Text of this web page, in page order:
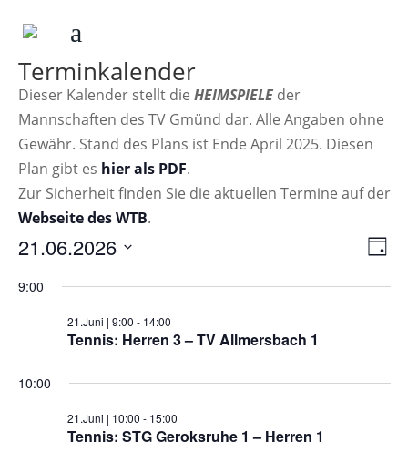
Terminkalender
Dieser Kalender stellt die HEIMSPIELEder
Mannschaften des TV Gmünd dar. Alle Angaben ohne
Gewähr. Stand des Plans ist Ende April 2025. Diesen
Plan gibt es hier als PDF.
Zur Sicherheit finden Sie die aktuellen Termine auf der
Webseite des WTB.
Veranstaltungen
21.Juni
2026
Tag
21.06.2026
wählen.
9:00
Tennis: Herren 3 – TV Allmersbach 1
21.Juni | 9:00 - 14:00
10:00
Tennis: STG Geroksruhe 1 – Herren 1
21.Juni | 10:00 - 15:00